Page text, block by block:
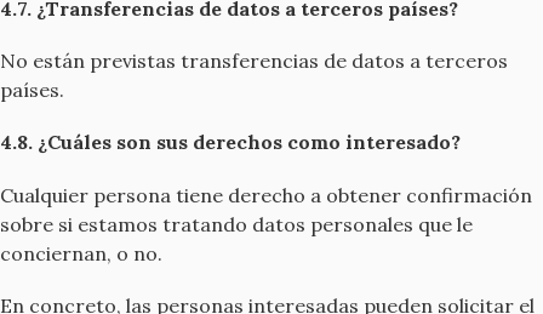
4.7. ¿Transferencias de datos a terceros países?
No están previstas transferencias de datos a terceros
países.
4.8. ¿Cuáles son sus derechos como interesado?
Cualquier persona tiene derecho a obtener confirmación
sobre si estamos tratando datos personales que le
conciernan, o no.
En concreto, las personas interesadas pueden solicitar el